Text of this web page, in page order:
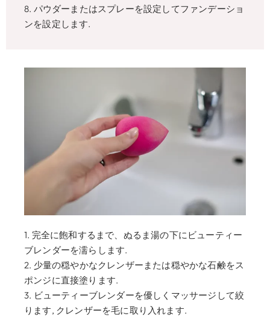
8. パウダーまたはスプレーを設定してファンデーショ
ンを設定します.
1. 完全に飽和するまで、ぬるま湯の下にビューティー
ブレンダーを濡らします.
2. 少量の穏やかなクレンザーまたは穏やかな石鹸をス
ポンジに直接塗ります.
3. ビューティーブレンダーを優しくマッサージして絞
ります, クレンザーを毛に取り入れます.